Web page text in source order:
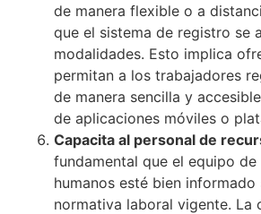
de manera flexible o a
que el sistema de registro se
modalidades. Esto implica
permitan a los trabajadores
de manera sencilla y
de aplicaciones móviles o
Capacita al personal de
fundamental que el equipo de
humanos esté bien informado
normativa laboral vigente. La